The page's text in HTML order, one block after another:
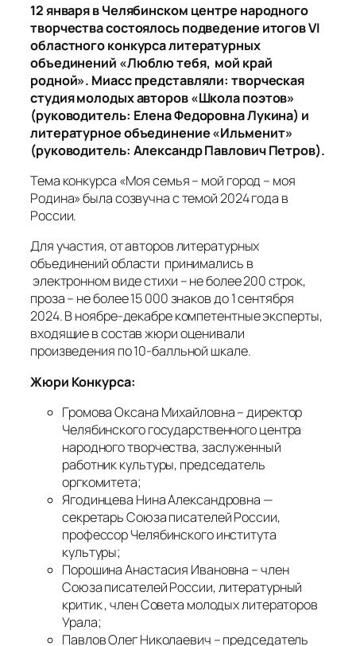
12 января в Челябинском центре народного
творчества состоялось подведение итогов VI
областного конкурса литературных
объединений «Люблю тебя, мой край
родной». Миасс представляли: творческая
студия молодых авторов «Школа поэтов»
(руководитель: Елена Федоровна Лукина) и
литературное объединение «Ильменит»
(руководитель: Александр Павлович Петров).
Тема конкурса «Моя семья – мой город – моя
Родина» была созвучна с темой 2024 года в
России.
Для участия, от авторов литературных
объединений области принимались в
электронном виде стихи – не более 200 строк,
проза – не более 15 000 знаков до 1 сентября
2024. В ноябре-декабре компетентные эксперты,
входящие в состав жюри оценивали
произведения по 10-балльной шкале.
Жюри Конкурса:
Громова Оксана Михайловна – директор
Челябинского государственного центра
народного творчества, заслуженный
работник культуры, председатель
оргкомитета;
Ягодинцева Нина Александровна —
секретарь Союза писателей России,
профессор Челябинского института
культуры;
Порошина Анастасия Ивановна – член
Союза писателей России, литературный
критик , член Совета молодых литераторов
Урала;
Павлов Олег Николаевич – председатель